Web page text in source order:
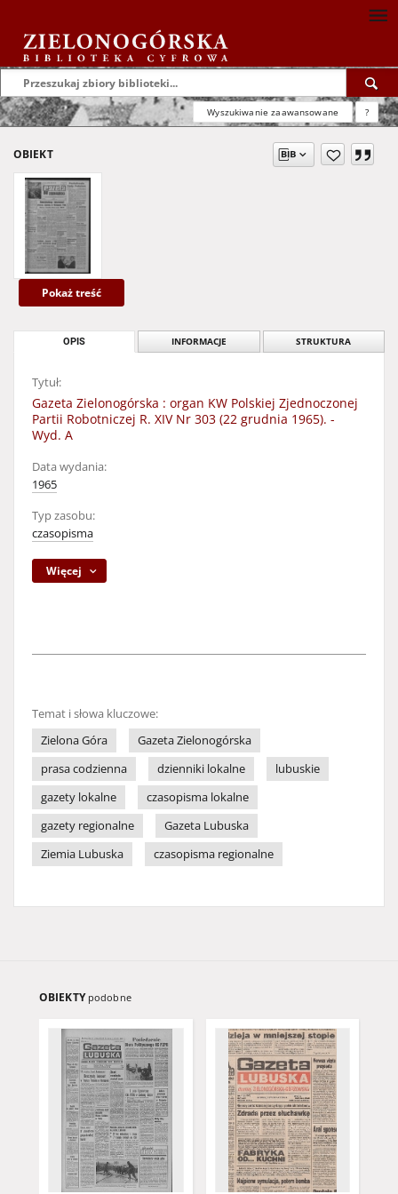
Wyszukiwanie zaawansowane ?
OBIEKT
Pokaż treść
OPIS INFORMACJE STRUKTURA
Tytuł:
Gazeta Zielonogórska : organ KW Polskiej Zjednoczonej
Partii Robotniczej R. XIV Nr 303 (22 grudnia 1965). -
Wyd. A
Data wydania:
1965
Typ zasobu:
czasopisma
Więcej
Temat i słowa kluczowe:
Zielona Góra
Gazeta Zielonogórska
prasa codzienna
dzienniki lokalne
lubuskie
gazety lokalne
czasopisma lokalne
gazety regionalne
Gazeta Lubuska
Ziemia Lubuska
czasopisma regionalne
OBIEKTY podobne